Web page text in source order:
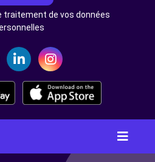
traitement de vos données